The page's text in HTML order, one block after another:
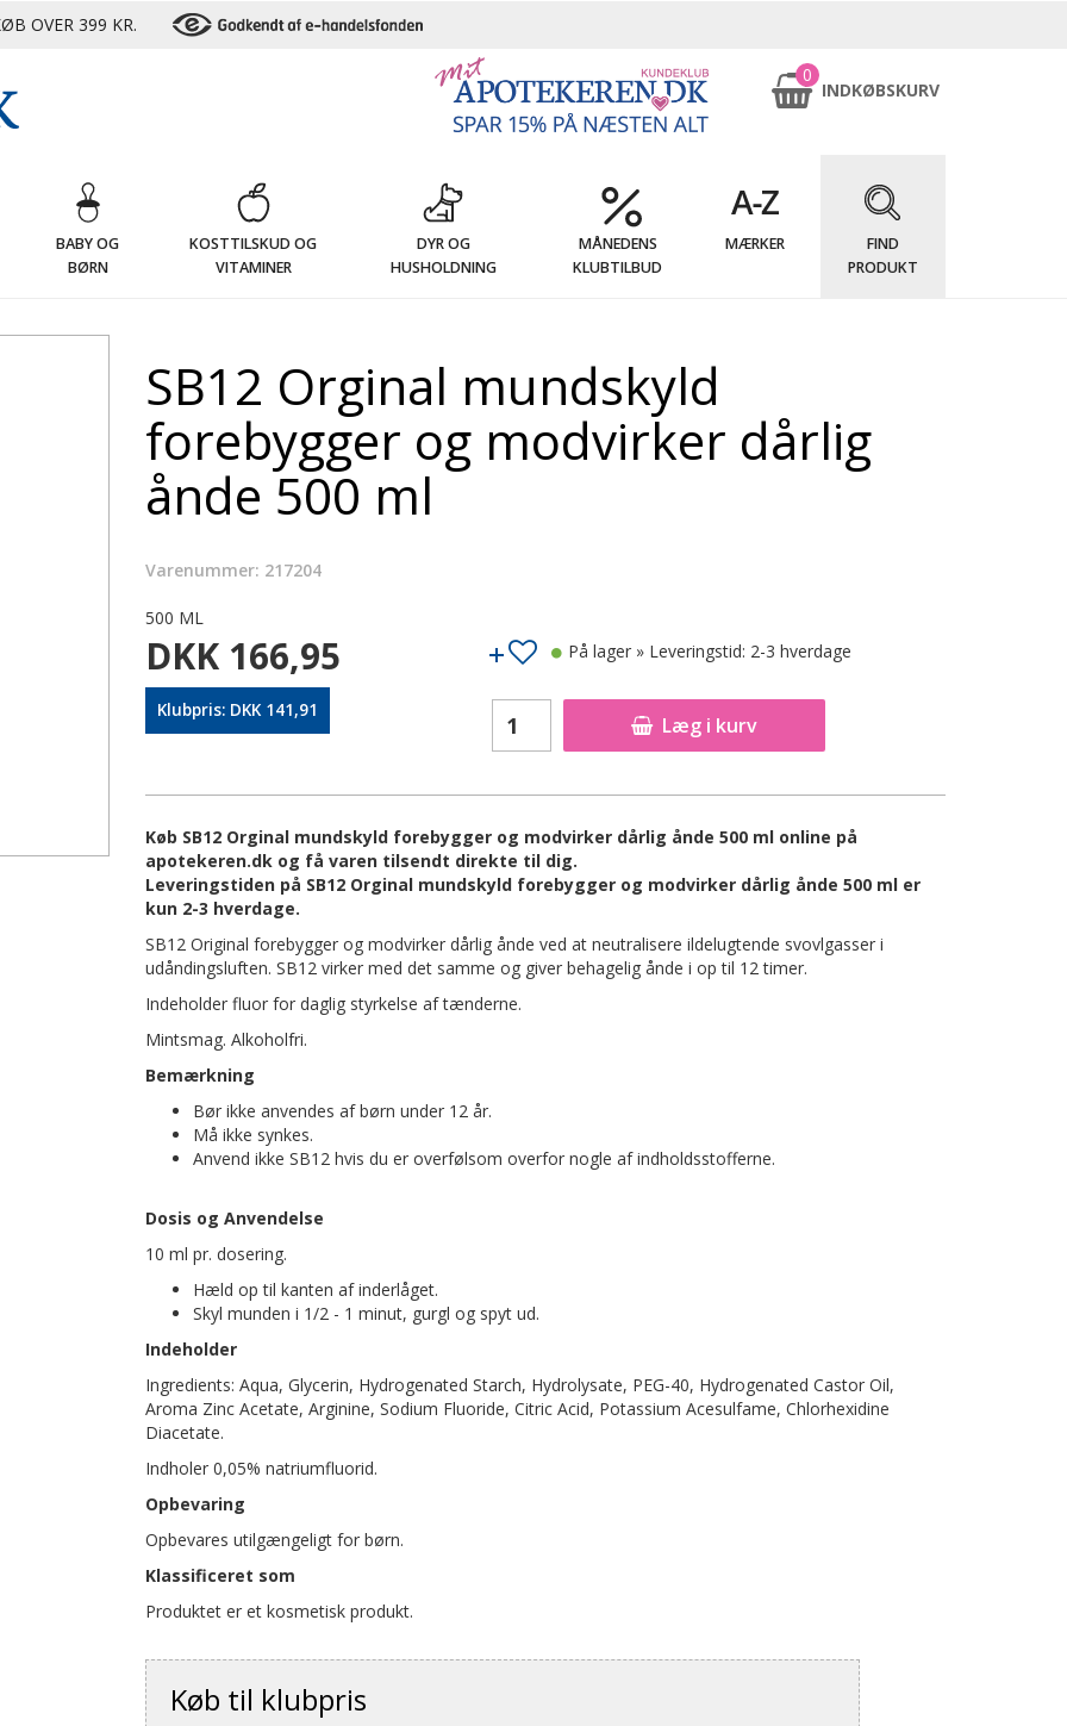
OVER 399 KR.
0
INDKØBSKURV
BABY OG
BØRN
KOSTTILSKUD OG
VITAMINER
DYR OG
HUSHOLDNING
MÅNEDENS
KLUBTILBUD
MÆRKER
FIND
PRODUKT
SB12 Orginal mundskyld
forebygger og modvirker dårlig
ånde 500 ml
Varenummer: 217204
500 ML
DKK 166,95
Klubpris: DKK 141,91
Læg i kurv
På lager » Leveringstid: 2-3 hverdage
Køb SB12 Orginal mundskyld forebygger og modvirker dårlig ånde 500 ml online på
apotekeren.dk og få varen tilsendt direkte til dig.
Leveringstiden på SB12 Orginal mundskyld forebygger og modvirker dårlig ånde 500 ml er
kun 2-3 hverdage.
SB12 Original forebygger og modvirker dårlig ånde ved at neutralisere ildelugtende svovlgasser i
udåndingsluften. SB12 virker med det samme og giver behagelig ånde i op til 12 timer.
Indeholder fluor for daglig styrkelse af tænderne.
Mintsmag. Alkoholfri.
Bemærkning
Bør ikke anvendes af børn under 12 år.
Må ikke synkes.
Anvend ikke SB12 hvis du er overfølsom overfor nogle af indholdsstofferne.
Dosis og Anvendelse
10 ml pr. dosering.
Hæld op til kanten af inderlåget.
Skyl munden i 1/2 - 1 minut, gurgl og spyt ud.
Indeholder
Ingredients: Aqua, Glycerin, Hydrogenated Starch, Hydrolysate, PEG-40, Hydrogenated Castor Oil,
Aroma Zinc Acetate, Arginine, Sodium Fluoride, Citric Acid, Potassium Acesulfame, Chlorhexidine
Diacetate.
Indholer 0,05% natriumfluorid.
Opbevaring
Opbevares utilgængeligt for børn.
Klassificeret som
Produktet er et kosmetisk produkt.
Køb til klubpris